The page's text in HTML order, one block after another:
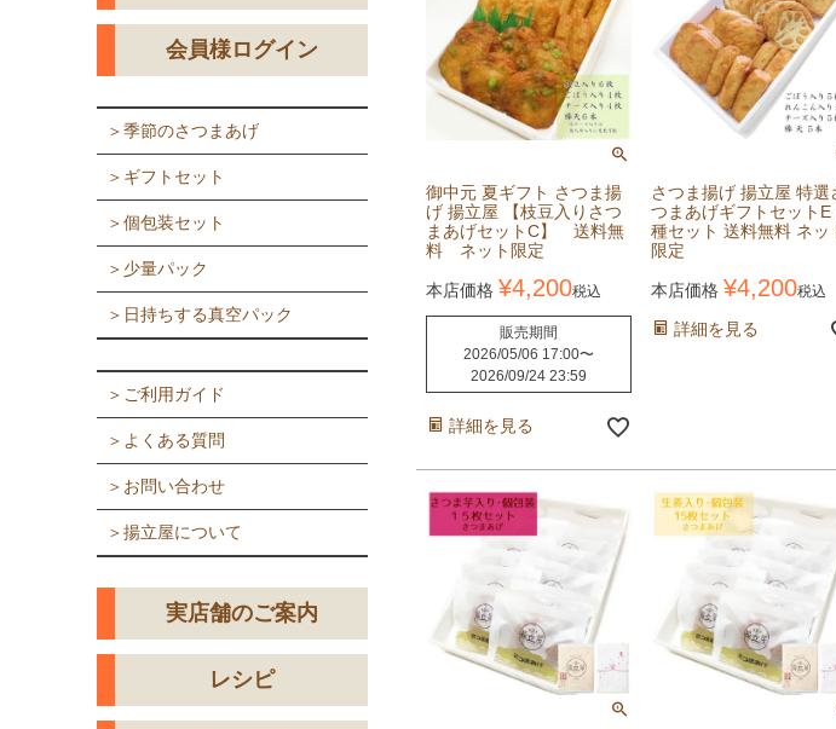
会員様ログイン
＞季節のさつまあげ
＞ギフトセット
＞個包装セット
＞少量パック
＞日持ちする真空パック
＞ご利用ガイド
＞よくある質問
＞お問い合わせ
＞揚立屋について
実店舗のご案内
レシピ
御中元 夏ギフト さつま揚
げ 揚立屋 【枝豆入りさつ
まあげセットC】 送料無
料 ネット限定
本店価格 ¥4,200税込
販売期間
2026/05/06 17:00〜
2026/09/24 23:59
詳細を見る
さつま揚げ 揚立屋 特選
つまあげギフトセットE
種セット 送料無料 ネッ
限定
本店価格 ¥4,200税込
詳細を見る